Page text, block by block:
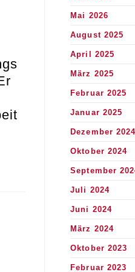
Mai 2026
August 2025
April 2025
März 2025
Februar 2025
Januar 2025
Dezember 2024
Oktober 2024
September
Juli 2024
Juni 2024
März 2024
Oktober 2023
Februar 2023